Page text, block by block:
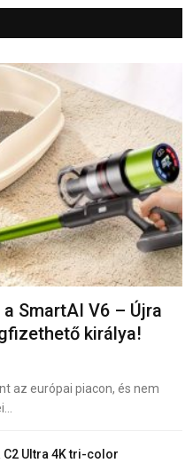
SmartAI V6 – Újra
királya!
az európai piacon, és nem
C2 Ultra 4K tri-color